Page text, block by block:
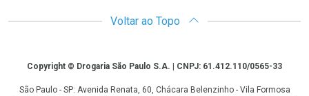
Voltar ao Topo
CopyrightCopyright © Drogaria São Paulo S.A. | CNPJ: 61.412.110/0565-33
São Paulo - SP: Avenida Renata, 60, Chácara Belenzinho - Vila Formosa